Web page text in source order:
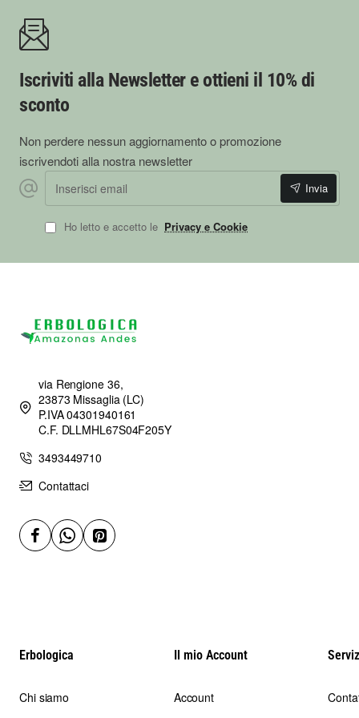
Iscriviti alla Newsletter e ottieni il 10% di
sconto
Non perdere nessun aggiornamento o promozione
iscrivendoti alla nostra newsletter
Inserisci email
Invia
Ho letto e accetto le Privacy e Cookie
via Rengione 36,
23873 Missaglia (LC)
P.IVA 04301940161
C.F. DLLMHL67S04F205Y
3493449710
Contattaci
Erbologica
Chi siamo
Il mio Account
Account